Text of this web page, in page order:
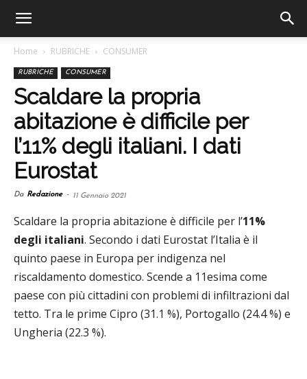
Home RUBRICHE CONSUMER
RUBRICHE CONSUMER
Scaldare la propria
abitazione è difficile per
l’11% degli italiani. I dati
Eurostat
Da Redazione - 11 Gennaio 2021
Scaldare la propria abitazione è difficile per l’11%
degli italiani. Secondo i dati Eurostat l’Italia è il
quinto paese in Europa per indigenza nel
riscaldamento domestico. Scende a 11esima come
paese con più cittadini con problemi di infiltrazioni dal
tetto. Tra le prime Cipro (31.1 %), Portogallo (24.4 %) e
Ungheria (22.3 %).